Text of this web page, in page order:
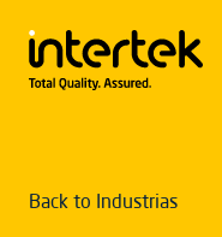
Back to Industrias